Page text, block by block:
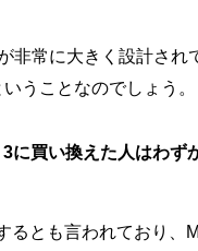
非常に大きく設計され
うことなのでしょう。
に買い換えた人はわず
るとも言われており、